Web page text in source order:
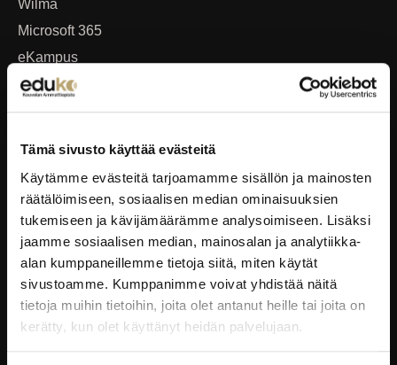
Tämä sivusto käyttää evästeitä
Käytämme evästeitä tarjoamamme sisällön ja mainosten
räätälöimiseen, sosiaalisen median ominaisuuksien
tukemiseen ja kävijämäärämme analysoimiseen. Lisäksi
jaamme sosiaalisen median, mainosalan ja analytiikka-
alan kumppaneillemme tietoja siitä, miten käytät
sivustoamme. Kumppanimme voivat yhdistää näitä
tietoja muihin tietoihin, joita olet antanut heille tai joita on
kerätty, kun olet käyttänyt heidän palvelujaan.
Wilma
Microsoft 365
eKampus
MyEdu
Ruokapaikka.fi
RAVINTOLAPALVELUT
EduCafé
Kokous-, koulutus- ja juhlapalvelut
Oiva-raportit
YRITYKSILLE